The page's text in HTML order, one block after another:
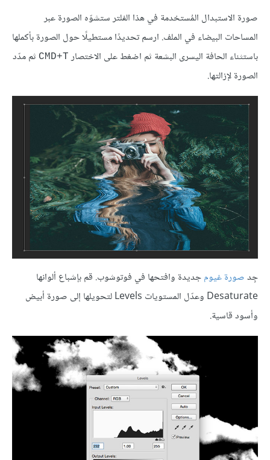
صورة الاستبدال المُستخدمة في هذا الفلتر ستشوّه الصورة عبر
المساحات البيضاء في الملف. ارسم تحديدًا مستطيلًا حول الصورة بأكملها
باستثناء الحافة اليسرى البشعة ثم اضغط على الاختصار CMD+T ثم مدّد
الصورة لإزالتها.
جِدصورة غيومجديدة وافتحها في فوتوشوب. قم بإشباع ألوانها
Desaturate وعدّل المستويات Levels لتحويلها إلى صورة أبيض
وأسود قاسية.